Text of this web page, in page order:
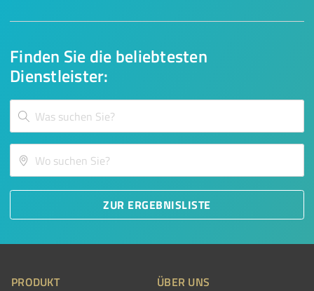
Finden Sie die beliebtesten
Dienstleister:
ZUR ERGEBNISLISTE
PRODUKT ÜBER UNS